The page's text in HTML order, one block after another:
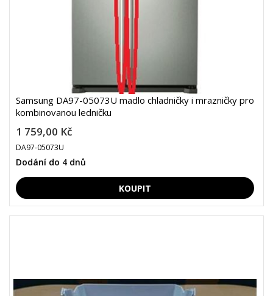
Samsung DA97-05073U madlo chladničky i mrazničky pro
kombinovanou ledničku
1 759,00 Kč
DA97-05073U
Dodání do 4 dnů